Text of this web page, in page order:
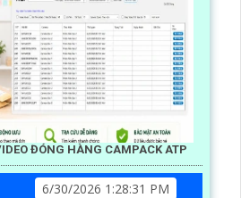
ĐÓNG HÀNG CAMPACK ATP
6/30/2026 1:28:31 PM